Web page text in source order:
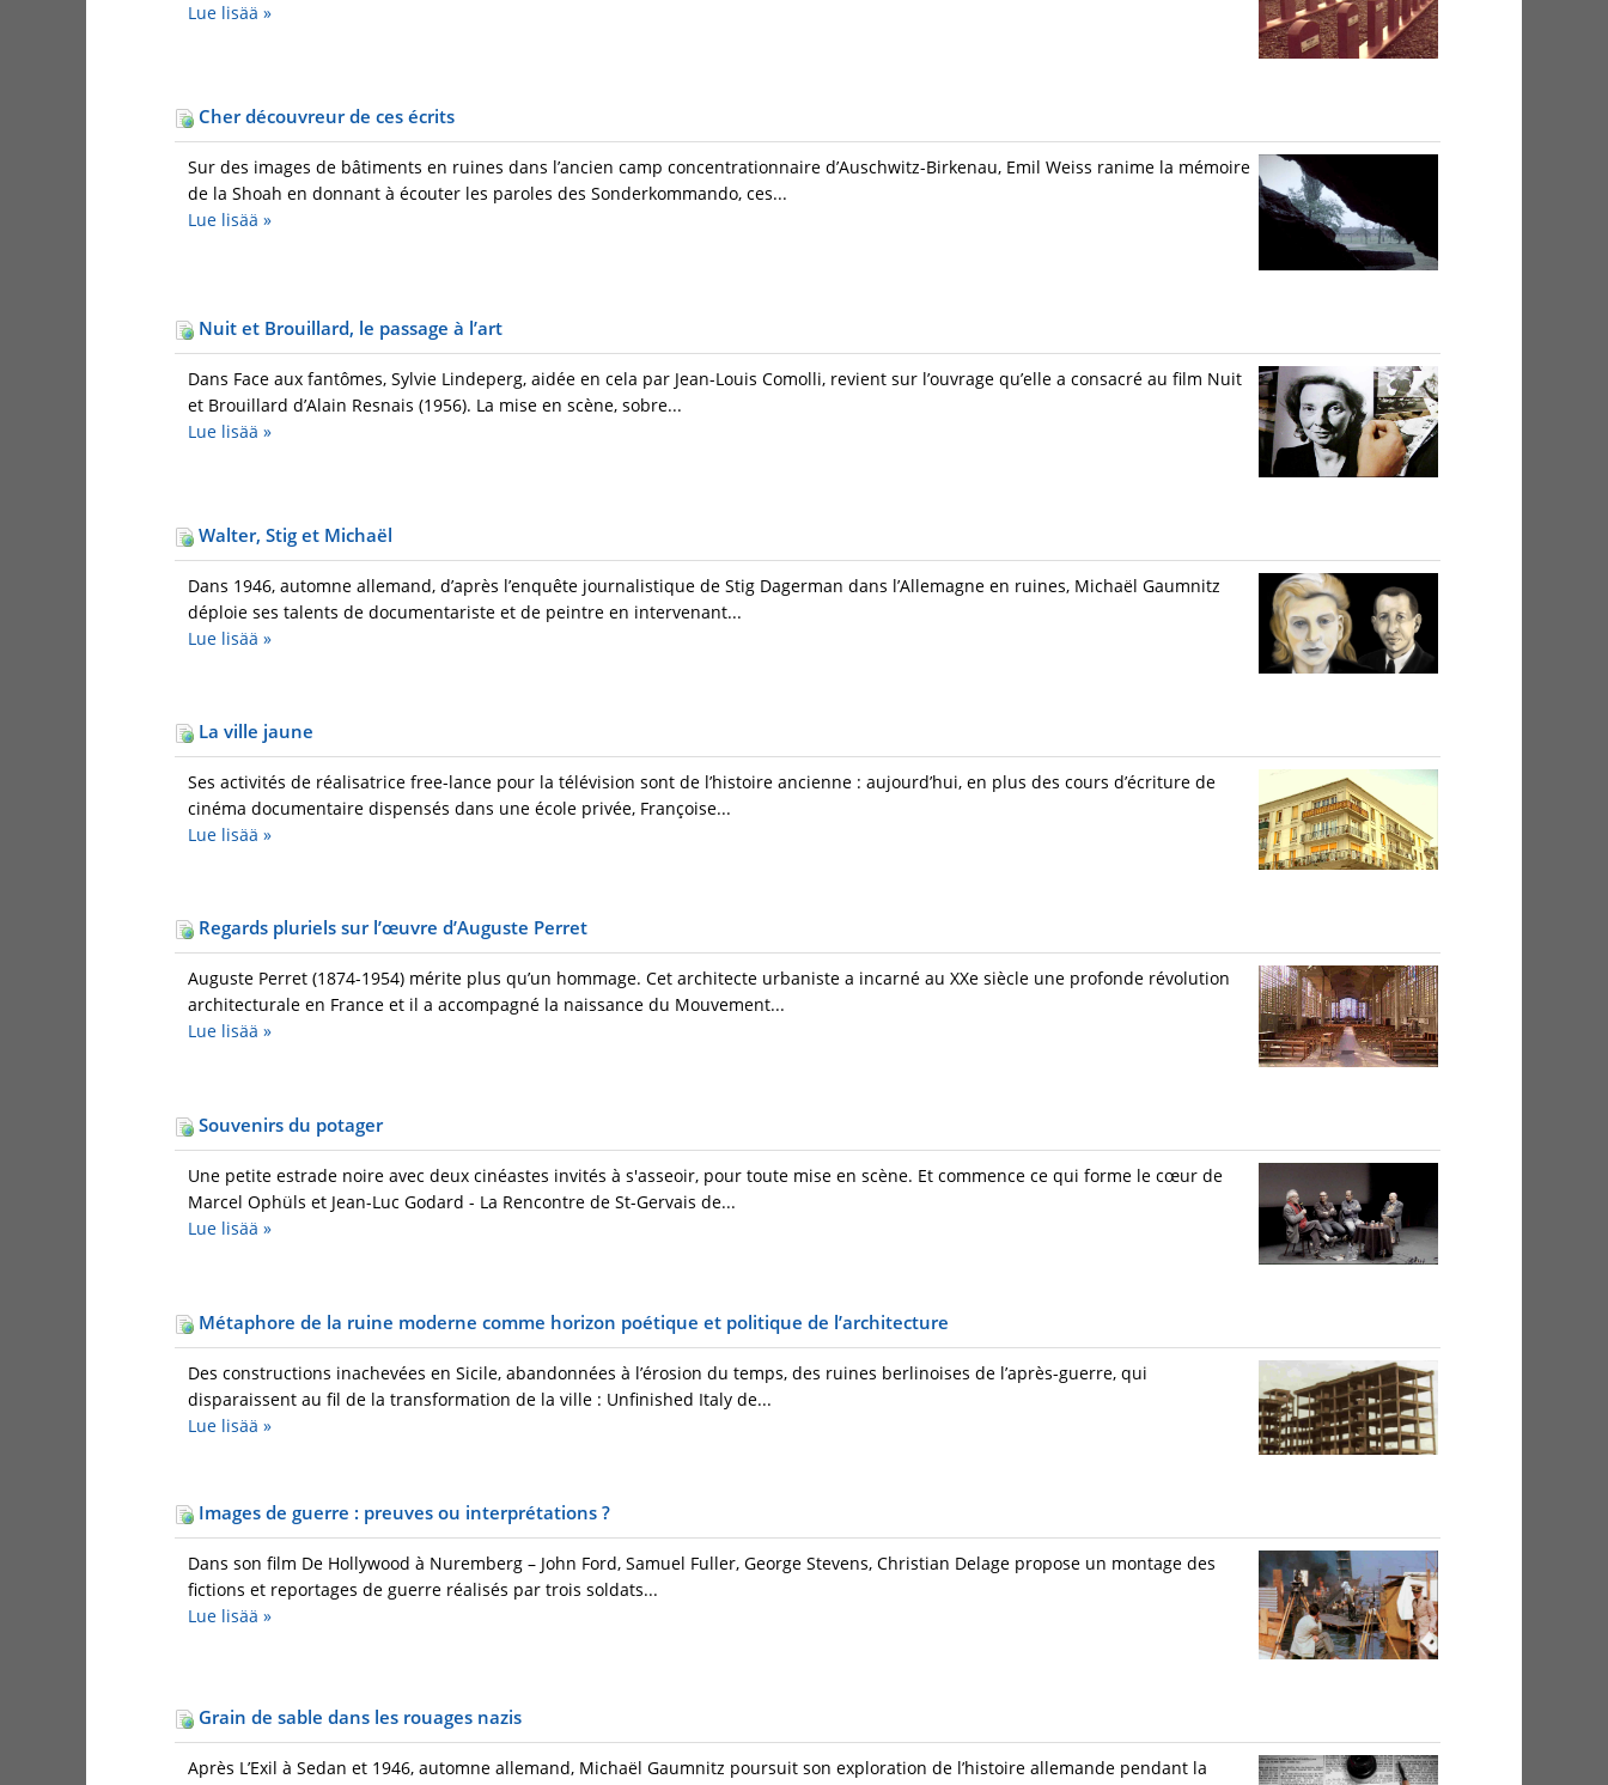
Lue lisää »
Cher découvreur de ces écrits
Sur des images de bâtiments en ruines dans l’ancien camp concentrationnaire d’Auschwitz-Birkenau, Emil Weiss ranime la mémoire
de la Shoah en donnant à écouter les paroles des Sonderkommando, ces...
Lue lisää »
Nuit et Brouillard, le passage à l’art
Dans Face aux fantômes, Sylvie Lindeperg, aidée en cela par Jean-Louis Comolli, revient sur l’ouvrage qu’elle a consacré au film Nuit
et Brouillard d’Alain Resnais (1956). La mise en scène, sobre...
Lue lisää »
Walter, Stig et Michaël
Dans 1946, automne allemand, d’après l’enquête journalistique de Stig Dagerman dans l’Allemagne en ruines, Michaël Gaumnitz
déploie ses talents de documentariste et de peintre en intervenant...
Lue lisää »
La ville jaune
Ses activités de réalisatrice free-lance pour la télévision sont de l’histoire ancienne : aujourd’hui, en plus des cours d’écriture de
cinéma documentaire dispensés dans une école privée, Françoise...
Lue lisää »
Regards pluriels sur l’œuvre d’Auguste Perret
Auguste Perret (1874-1954) mérite plus qu’un hommage. Cet architecte urbaniste a incarné au XXe siècle une profonde révolution
architecturale en France et il a accompagné la naissance du Mouvement...
Lue lisää »
Souvenirs du potager
Une petite estrade noire avec deux cinéastes invités à s'asseoir, pour toute mise en scène. Et commence ce qui forme le cœur de
Marcel Ophüls et Jean-Luc Godard - La Rencontre de St-Gervais de...
Lue lisää »
Métaphore de la ruine moderne comme horizon poétique et politique de l’architecture
Des constructions inachevées en Sicile, abandonnées à l’érosion du temps, des ruines berlinoises de l’après-guerre, qui
disparaissent au fil de la transformation de la ville : Unfinished Italy de...
Lue lisää »
Images de guerre : preuves ou interprétations ?
Dans son film De Hollywood à Nuremberg – John Ford, Samuel Fuller, George Stevens, Christian Delage propose un montage des
fictions et reportages de guerre réalisés par trois soldats...
Lue lisää »
Grain de sable dans les rouages nazis
Après L’Exil à Sedan et 1946, automne allemand, Michaël Gaumnitz poursuit son exploration de l’histoire allemande pendant la